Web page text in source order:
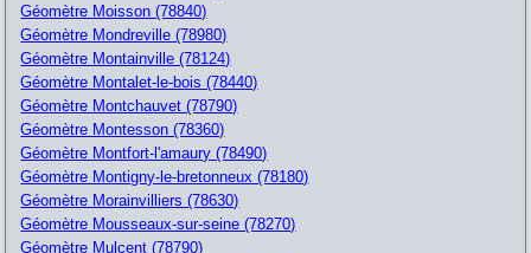
Géomètre Moisson (78840)
Géomètre Mondreville (78980)
Géomètre Montainville (78124)
Géomètre Montalet-le-bois (78440)
Géomètre Montchauvet (78790)
Géomètre Montesson (78360)
Géomètre Montfort-l'amaury (78490)
Géomètre Montigny-le-bretonneux (78180)
Géomètre Morainvilliers (78630)
Géomètre Mousseaux-sur-seine (78270)
Géomètre Mulcent (78790)